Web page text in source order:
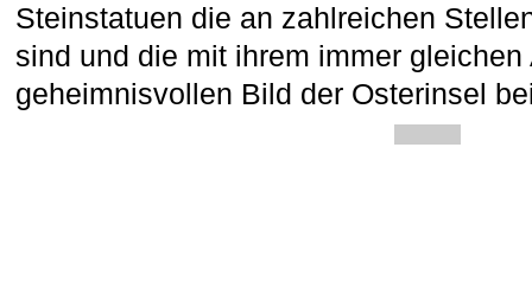
Steinstatuen die an zahlreichen
sind und die mit ihrem immer
geheimnisvollen Bild der Osterinsel